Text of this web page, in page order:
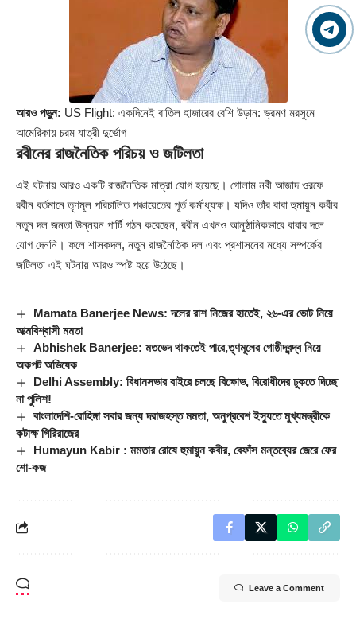
আরও পড়ুন: US Flight: একদিনেই বাতিল হাজারের বেশি উড়ান: ভ্রমণ মরসুমে
আমেরিকায় চরম যাত্রী দুর্ভোগ
রবীনের রাজনৈতিক পরিচয় ও জটিলতা
এই ঘটনায় আরও একটি রাজনৈতিক মাত্রা যোগ হয়েছে। গোলাম নবী আজাদ ওরফে
রবীন বর্তমানে তৃণমূল পরিচালিত পঞ্চায়েতের পূর্ত কর্মাধ্যক্ষ। যদিও তাঁর বাবা হুমায়ুন কবীর
নতুন দল জনতা উন্নয়ন পার্টি গঠন করেছেন, রবীন এখনও আনুষ্ঠানিকভাবে বাবার দলে
যোগ দেননি। ফলে শাসকদল, নতুন রাজনৈতিক দল এবং প্রশাসনের মধ্যে সম্পর্কের
জটিলতা এই ঘটনায় আরও স্পষ্ট হয়ে উঠেছে।
Mamata Banerjee News: দলের রাশ নিজের হাতেই, ২৬-এর ভোট নিয়ে
আত্মবিশ্বাসী মমতা
Abhishek Banerjee: মতভেদ থাকতেই পারে,তৃণমূলের গোষ্ঠীদ্বন্দ্ব নিয়ে
অকপট অভিষেক
Delhi Assembly: বিধানসভার বাইরে চলছে বিক্ষোভ, বিরোধীদের ঢুকতে দিচ্ছে
না পুলিশ!
বাংলাদেশি-রোহিঙ্গা সবার জন্য দরাজহস্ত মমতা, অনুপ্রবেশ ইস্যুতে মুখ্যমন্ত্রীকে
কটাক্ষ গিরিরাজের
Humayun Kabir : মমতার রোষে হুমায়ুন কবীর, বেফাঁস মন্তব্যের জেরে ফের
শো-কজ
Leave a Comment